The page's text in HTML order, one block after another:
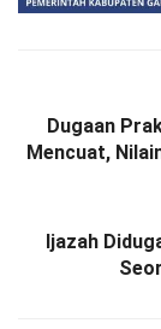
Dugaan
Mencuat,
Ijazah